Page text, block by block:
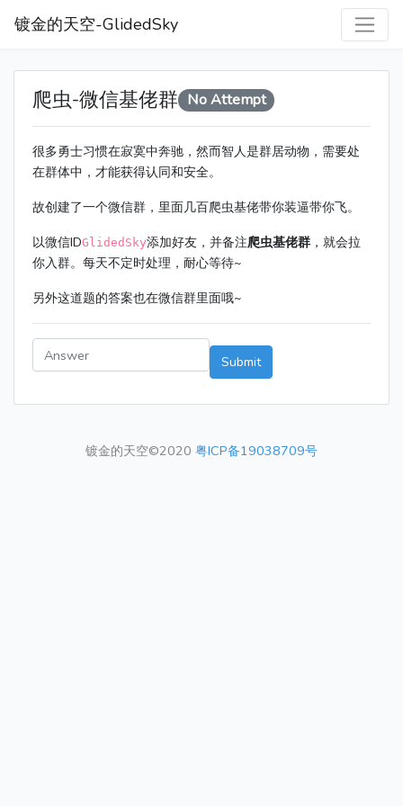
镀金的天空-GlidedSky
爬虫-微信基佬群 No Attempt
很多勇士习惯在寂寞中奔驰，然而智人是群居动物，需要处
在群体中，才能获得认同和安全。
故创建了一个微信群，里面几百爬虫基佬带你装逼带你飞。
以微信IDGlidedSky添加好友，并备注爬虫基佬群 ，就会拉
你入群。每天不定时处理，耐心等待~
另外这道题的答案也在微信群里面哦~
Submit
镀金的天空©2020 粤ICP备19038709号